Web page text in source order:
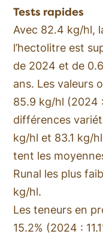
Tests rapides
Avec 82.4 kg/hl,
l’hectolitre est
de 2024 et de
ans. Les valeurs
85.9 kg/hl (2024
différences
kg/hl et 83.1 kg/
tent les
Runal les plus
kg/hl.
Les teneurs en
15.2% (2024 :